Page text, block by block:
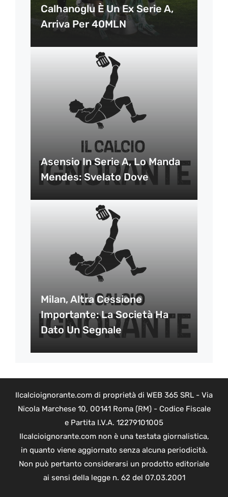
Calhanoglu È Un Ex Serie A,
Arriva Per 40MLN
Asensio In Serie A, Lo Manda
Mendes: Svelato Dove
Milan, Altra Cessione
Importante: La Società Ha
Dato Un Segnale
Ilcalcioignorante.com di proprietà di WEB 365 SRL - Via
Nicola Marchese 10, 00141 Roma (RM) - Codice Fiscale
e Partita I.V.A. 12279101005
Ilcalcioignorante.com non è una testata giornalistica,
in quanto viene aggiornato senza alcuna periodicità.
Non può pertanto considerarsi un prodotto editoriale
ai sensi della legge n. 62 del 07.03.2001